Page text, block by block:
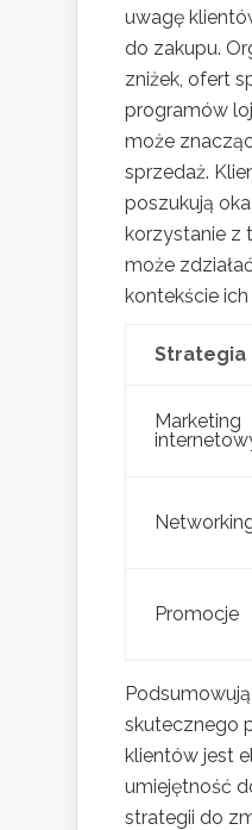
uwagę
do zakupu.
zniżek, ofert
programów
może
sprzedaż.
poszukują
korzystanie z
może
kontekście
Strategia
Marketing
Promocje
skutecznego
klientów jest
umiejętność
strategii do